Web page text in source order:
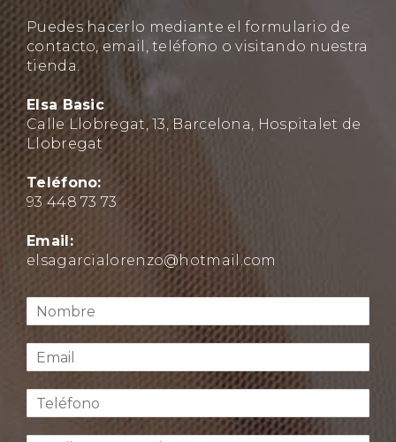
Puedes hacerlo mediante el formulario de
contacto, email, teléfono o visitando nuestra
tienda.
Elsa Basic
Calle Llobregat, 13, Barcelona, Hospitalet de
Llobregat
Teléfono:
93 448 73 73
Email:
elsagarcialorenzo@hotmail.com